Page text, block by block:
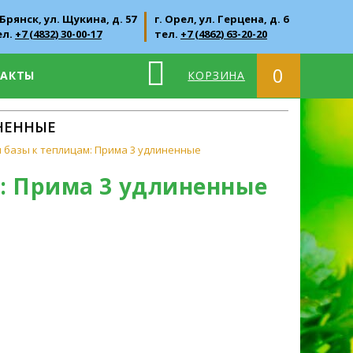
ул. Щукина, д. 57
+7 (4832) 30-00-17
г. Орел, ул. Герцена, д. 6
тел. +7 (4862) 63-20-20
КОРЗИНА 0
базы к теплицам: Прима 3 удлиненные
Прима 3 удлиненные